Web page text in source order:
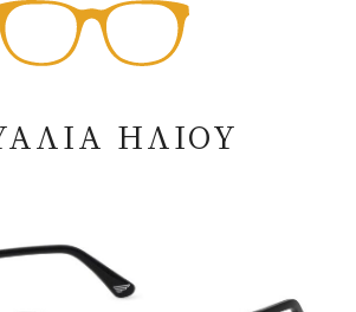
ΗΛΙΟΥ